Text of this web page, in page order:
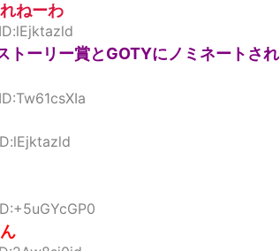
ねーわ
トーリー賞とGOTYにノミネートされ